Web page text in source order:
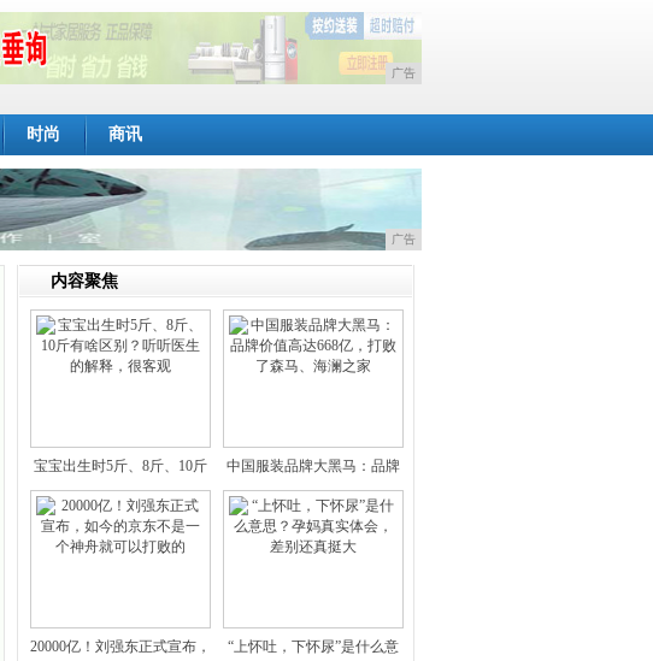
广告
时尚 商讯
广告
内容聚焦
宝宝出生时5斤、8斤、10斤
有
中国服装品牌大黑马：品牌
价值高
20000亿！刘强东正式宣布，
“上怀吐，下怀尿”是什么意